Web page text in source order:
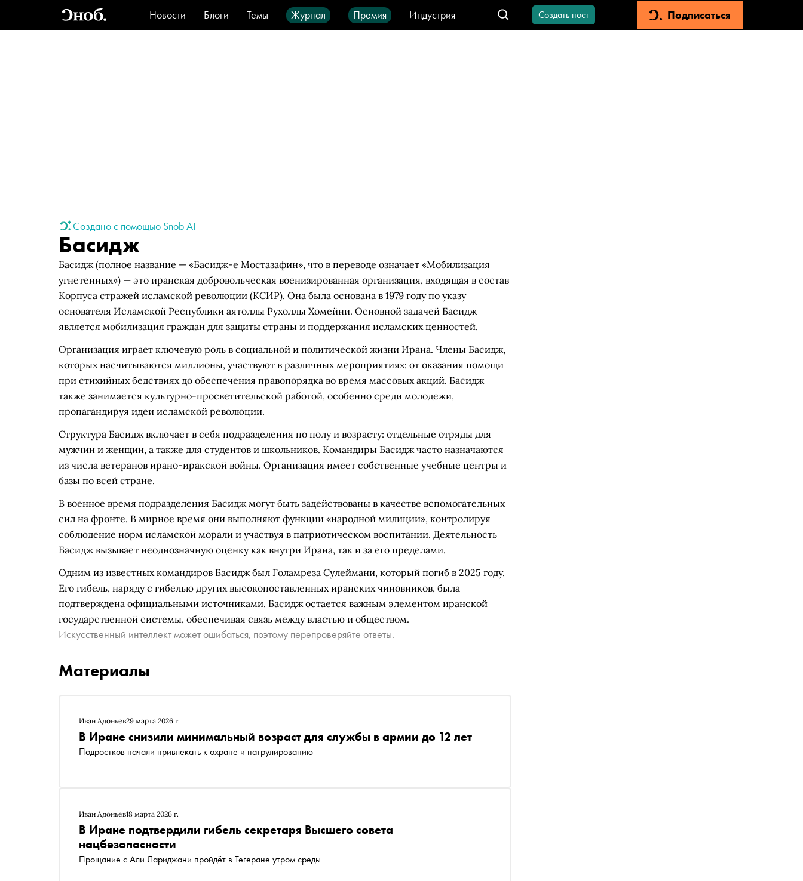
Новости Блоги Темы Журнал Премия
Индустрия
Стиль
Видео Город IT-продукты
Создать пост Подписаться
Создано с помощью Snob AI
Басидж
Басидж (полное название — «Басидж-е Мостазафин», что в переводе означает «Мобилизация
угнетенных») — это иранская добровольческая военизированная организация, входящая в состав
Корпуса стражей исламской революции (КСИР). Она была основана в 1979 году по указу
основателя Исламской Республики аятоллы Рухоллы Хомейни. Основной задачей Басидж
является мобилизация граждан для защиты страны и поддержания исламских ценностей.
Организация играет ключевую роль в социальной и политической жизни Ирана. Члены Басидж,
которых насчитываются миллионы, участвуют в различных мероприятиях: от оказания помощи
при стихийных бедствиях до обеспечения правопорядка во время массовых акций. Басидж
также занимается культурно-просветительской работой, особенно среди молодежи,
пропагандируя идеи исламской революции.
Структура Басидж включает в себя подразделения по полу и возрасту: отдельные отряды для
мужчин и женщин, а также для студентов и школьников. Командиры Басидж часто назначаются
из числа ветеранов ирано-иракской войны. Организация имеет собственные учебные центры и
базы по всей стране.
В военное время подразделения Басидж могут быть задействованы в качестве вспомогательных
сил на фронте. В мирное время они выполняют функции «народной милиции», контролируя
соблюдение норм исламской морали и участвуя в патриотическом воспитании. Деятельность
Басидж вызывает неоднозначную оценку как внутри Ирана, так и за его пределами.
Одним из известных командиров Басидж был Голамреза Сулеймани, который погиб в 2025 году.
Его гибель, наряду с гибелью других высокопоставленных иранских чиновников, была
подтверждена официальными источниками. Басидж остается важным элементом иранской
государственной системы, обеспечивая связь между властью и обществом.
Искусственный интеллект может ошибаться, поэтому перепроверяйте ответы.
Материалы
Иван Адоньев29 марта 2026 г.
В Иране снизили минимальный возраст для службы в армии до 12 лет
Подростков начали привлекать к охране и патрулированию
Иван Адоньев18 марта 2026 г.
В Иране подтвердили гибель секретаря Высшего совета
нацбезопасности
Прощание с Али Лариджани пройдёт в Тегеране утром среды